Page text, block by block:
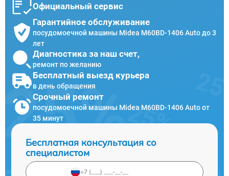
Официальный сервис
Гарантийное обслуживание
посудомоечной машины Midea M60BD-1406 Auto до 3
лет
Диагностика за наш счет,
ремонт по желанию
Бесплатный выезд курьера
в день обращения
Срочный ремонт
посудомоечной машины Midea M60BD-1406 Auto от
35 минут
Бесплатная консультация со
специалистом